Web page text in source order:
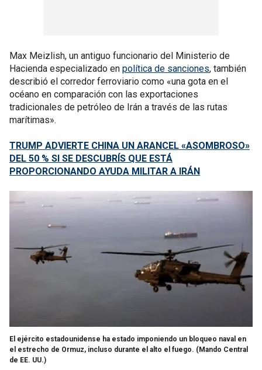
Max Meizlish, un antiguo funcionario del Ministerio de
Hacienda especializado en política de sanciones, también
describió el corredor ferroviario como «una gota en el
océano en comparación con las exportaciones
tradicionales de petróleo de Irán a través de las rutas
marítimas».
TRUMP ADVIERTE CHINA UN ARANCEL «ASOMBROSO»
DEL 50 % SI SE DESCUBRÍS QUE ESTÁ
PROPORCIONANDO AYUDA MILITAR A IRÁN
El ejército estadounidense ha estado imponiendo un bloqueo naval en
el estrecho de Ormuz, incluso durante el alto el fuego. (Mando Central
de EE. UU.)